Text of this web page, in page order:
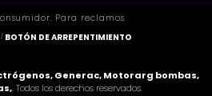
Para reclamos
/ BOTÓN DE ARREPENTIMIENTO
Generac, Motorarg bombas,
. Todos los derechos reservados.